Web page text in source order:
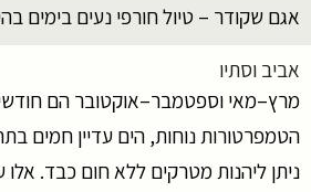
אגם שקודר – טיול חורפי נעים בימים
אביב וסתיו
מרץ–מאי וספטמבר–אוקטובר הם
הטמפרטורות נוחות, הים עדיין חמים
ניתן ליהנות מטרקים ללא חום כבד. אלו